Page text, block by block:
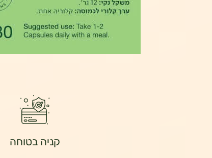
קניה בטוחה